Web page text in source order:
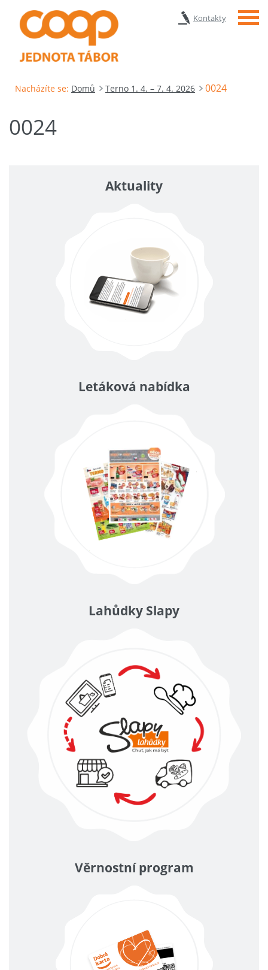
Kontakty Menu
Nacházíte se: Domů Terno 1. 4. – 7. 4. 2026 0024
0024
Aktuality
Letáková nabídka
Lahůdky Slapy
Věrnostní program